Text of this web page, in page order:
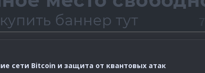
сети Bitcoin и защита от квантовых атак